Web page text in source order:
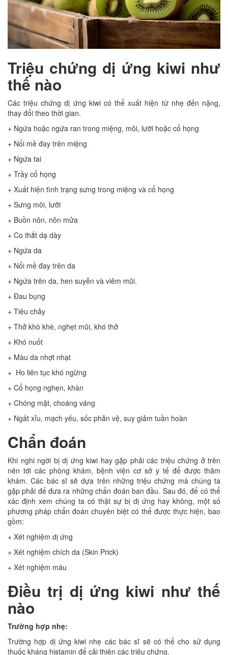
Triệu chứng dị ứng kiwi như
thế nào
Các triệu chứng dị ứng kiwi có thể xuất hiện từ nhẹ đến nặng,
thay đổi theo thời gian.
+ Ngứa hoặc ngứa ran trong miệng, môi, lưỡi hoặc cổ họng
+ Nổi mề đay trên miệng
+ Ngứa tai
+ Trầy cổ họng
+ Xuất hiện tình trạng sưng trong miệng và cổ họng
+ Sưng môi, lưỡi
+ Buồn nôn, nôn mửa
+ Co thắt dạ dày
+ Ngứa da
+ Nổi mề đay trên da
+ Ngứa trên da, hen suyễn và viêm mũi.
+ Đau bụng
+ Tiêu chảy
+ Thở khò khè, nghẹt mũi, khó thở
+ Khó nuốt
+ Màu da nhợt nhạt
+ Ho liên tục khó ngừng
+ Cổ họng nghẹn, khàn
+ Chóng mặt, choáng váng
+ Ngất xỉu, mạch yếu, sốc phản vệ, suy giảm tuần hoàn
Chẩn đoán
Khi nghi ngời bị dị ứng kiwi hay gặp phải các triệu chứng ở trên
nên tới các phòng khám, bệnh viện cơ sở y tế để được thăm
khám. Các bác sĩ sẽ dựa trên những triệu chứng mà chúng ta
gặp phải để đưa ra những chẩn đoán ban đầu. Sau đó, để có thể
xác định xem chúng ta có thật sự bị dị ứng hay không, một số
phương pháp chẩn đoán chuyên biệt có thể được thực hiện, bao
gồm:
+ Xét nghiệm dị ứng
+ Xét nghiệm chích da (Skin Prick)
+ Xét nghiệm máu
Điều trị dị ứng kiwi như thế
nào
Trường hợp nhẹ:
Trường hợp dị ứng kiwi nhẹ các bác sĩ sẽ có thể cho sử dụng
thuốc kháng histamin để cải thiện các triệu chứng.